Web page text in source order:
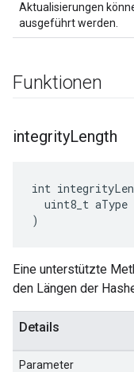
Aktualisierungen
ausgeführt werden.
Funktionen
integrityLength
int
  uint8_t aType
)
Eine unterstützte
den Längen der
Details
Parameter